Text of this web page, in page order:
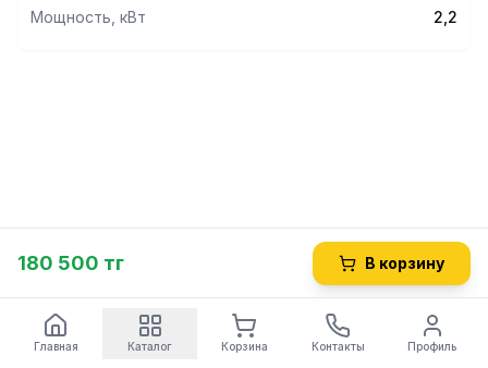
Мощность, кВт 2,2
180 500 тг В корзину
Главная Каталог Корзина Контакты Профиль